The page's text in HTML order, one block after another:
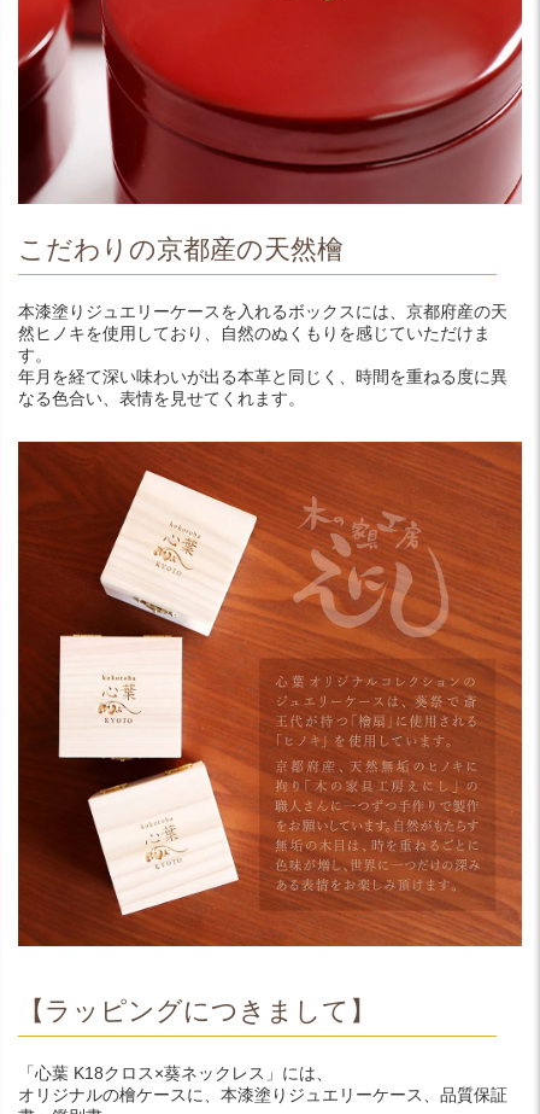
こだわりの京都産の天然檜
本漆塗りジュエリーケースを入れるボックスには、京都府産の天
然ヒノキを使用しており、自然のぬくもりを感じていただけま
す。
年月を経て深い味わいが出る本革と同じく、時間を重ねる度に異
なる色合い、表情を見せてくれます。
【ラッピングにつきまして】
「心葉 K18クロス×葵ネックレス」には、
オリジナルの檜ケースに、本漆塗りジュエリーケース、品質保証